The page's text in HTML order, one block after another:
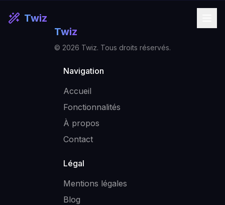
Twiz
Twiz
© 2026 Twiz. Tous droits réservés.
Navigation
Accueil
Fonctionnalités
À propos
Contact
Légal
Mentions légales
Blog